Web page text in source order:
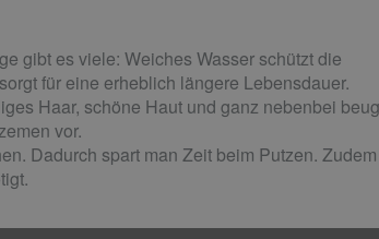
gibt es viele: Weiches Wasser schützt die
für eine erheblich längere Lebensdauer.
Haar, schöne Haut und ganz nebenbei
vor.
Dadurch spart man Zeit beim Putzen.